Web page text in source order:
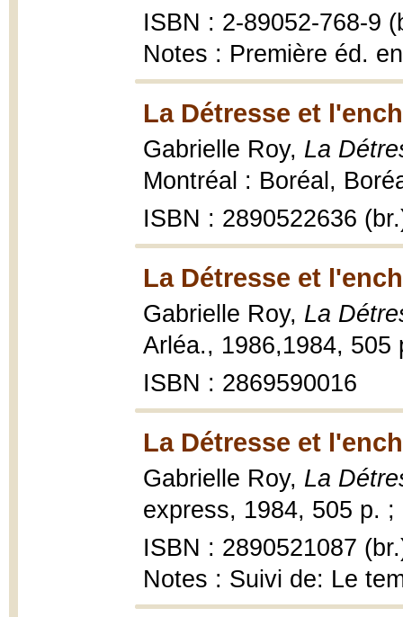
ISBN : 2-89052-768-9
Notes : Première éd.
La Détresse et
Gabrielle Roy, La
Montréal : Boréal,
ISBN : 2890522636
La Détresse et
Gabrielle Roy, La
Arléa., 1986,1984, 505
ISBN : 2869590016
La Détresse et
Gabrielle Roy, La
express, 1984, 505 p. ;
ISBN : 2890521087
Notes : Suivi de: Le